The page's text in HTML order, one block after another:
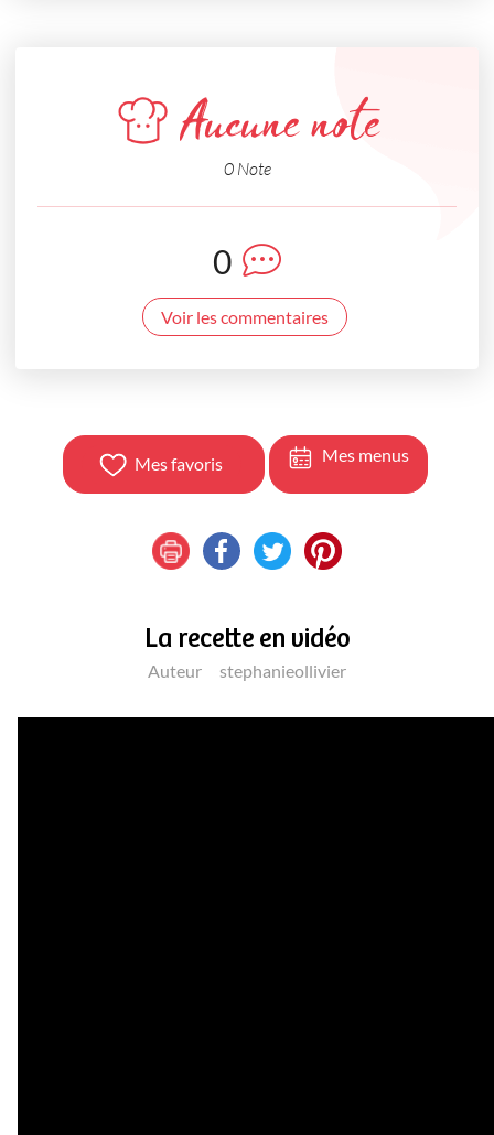
Aucune note
0 Note
0
Voir les commentaires
Mes favoris Mes menus
La recette en vidéo
Auteur stephanieollivier